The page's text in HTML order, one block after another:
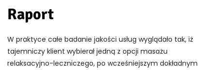
Raport
W praktyce całe badanie jakości usług wyglądało tak, iż
tajemniczy klient wybierał jedną z opcji masażu
relaksacyjno-leczniczego, po wcześniejszym dokładnym